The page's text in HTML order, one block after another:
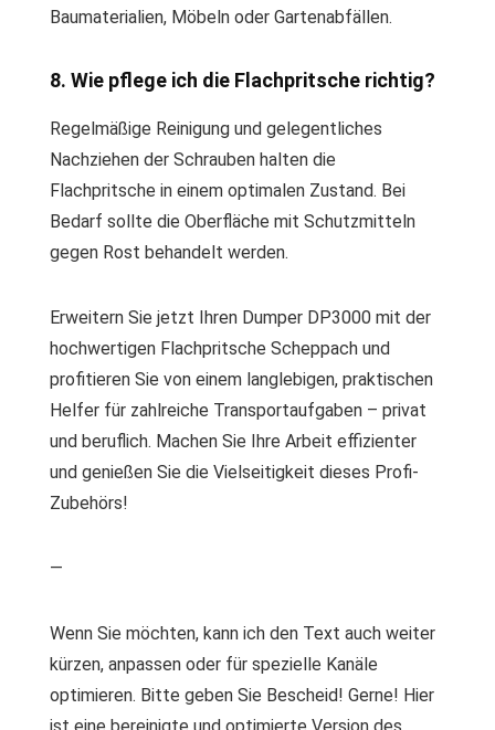
Baumaterialien, Möbeln oder Gartenabfällen.
8. Wie pflege ich die Flachpritsche richtig?
Regelmäßige Reinigung und gelegentliches
Nachziehen der Schrauben halten die
Flachpritsche in einem optimalen Zustand. Bei
Bedarf sollte die Oberfläche mit Schutzmitteln
gegen Rost behandelt werden.
Erweitern Sie jetzt Ihren Dumper DP3000 mit der
hochwertigen Flachpritsche Scheppach und
profitieren Sie von einem langlebigen, praktischen
Helfer für zahlreiche Transportaufgaben – privat
und beruflich. Machen Sie Ihre Arbeit effizienter
und genießen Sie die Vielseitigkeit dieses Profi-
Zubehörs!
—
Wenn Sie möchten, kann ich den Text auch weiter
kürzen, anpassen oder für spezielle Kanäle
optimieren. Bitte geben Sie Bescheid! Gerne! Hier